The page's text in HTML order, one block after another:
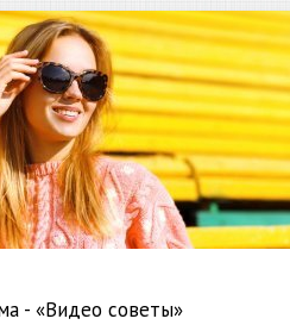
- «Видео советы»